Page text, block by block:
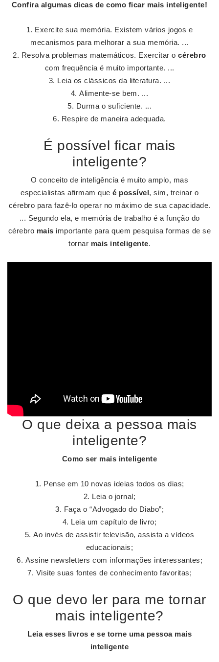
Confira algumas dicas de como ficar mais inteligente!
Exercite sua memória. Existem vários jogos e
mecanismos para melhorar a sua memória. ...
Resolva problemas matemáticos. Exercitar océrebro
com frequência é muito importante. ...
Leia os clássicos da literatura. ...
Alimente-se bem. ...
Durma o suficiente. ...
Respire de maneira adequada.
É possível ficar mais
inteligente?
O conceito de inteligência é muito amplo, mas
especialistas afirmam que é possível, sim, treinar o
cérebro para fazê-lo operar no máximo de sua capacidade.
... Segundo ela, e memória de trabalho é a função do
cérebro mais importante para quem pesquisa formas de se
tornar mais inteligente.
O que deixa a pessoa mais
inteligente?
Como ser mais inteligente
Pense em 10 novas ideias todos os dias;
Leia o jornal;
Faça o “Advogado do Diabo”;
Leia um capítulo de livro;
Ao invés de assistir televisão, assista a vídeos
educacionais;
Assine newsletters com informações interessantes;
Visite suas fontes de conhecimento favoritas;
O que devo ler para me tornar
mais inteligente?
Leia esses livros e se torne uma pessoa mais
inteligente